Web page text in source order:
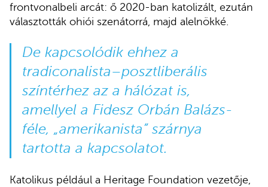
frontvonalbeli arcát: ő 2020-ban katolizált, ezután
választották ohiói szenátorrá, majd alelnökké.
De kapcsolódik ehhez a
tradiconalista–posztliberális
színtérhez az a hálózat is,
amellyel a Fidesz Orbán Balázs-
féle, „amerikanista” szárnya
tartotta a kapcsolatot.
Katolikus például a Heritage Foundation vezetője,